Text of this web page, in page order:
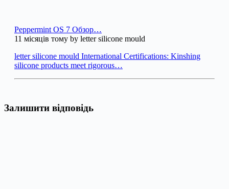
Peppermint OS 7 Обзор…
11 місяців тому by letter silicone mould
letter silicone mould International Certifications: Kinshing
silicone products meet rigorous…
Залишити відповідь